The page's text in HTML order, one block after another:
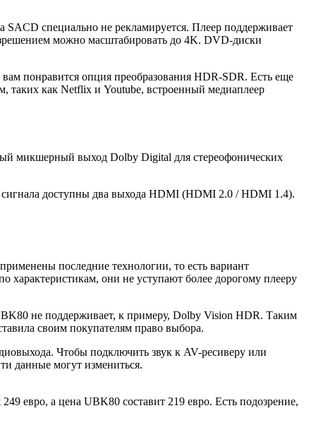
специально не рекламируется. Плеер поддерживает
можно масштабировать до 4K. DVD-диски
понравится опция преобразования HDR-SDR. Есть еще
таких как Netflix и Youtube, встроенный медиаплеер
микшерный выход Dolby Digital для стереофонических
сигнала доступны два выхода HDMI (HDMI 2.0 / HDMI 1.4).
последние технологии, то есть вариант
они не уступают более дорогому плееру
не поддерживает, к примеру, Dolby Vision HDR. Таким
своим покупателям право выбора.
Чтобы подключить звук к AV-ресиверу или
данные могут измениться.
евро, а цена UBK80 составит 219 евро. Есть подозрение,